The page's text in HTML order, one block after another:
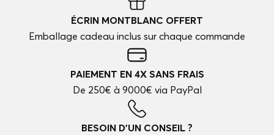
ÉCRIN MONTBLANC OFFERT
Emballage cadeau inclus sur chaque commande
PAIEMENT EN 4X SANS FRAIS
De 250€ à 9000€ via PayPal
BESOIN D'UN CONSEIL ?